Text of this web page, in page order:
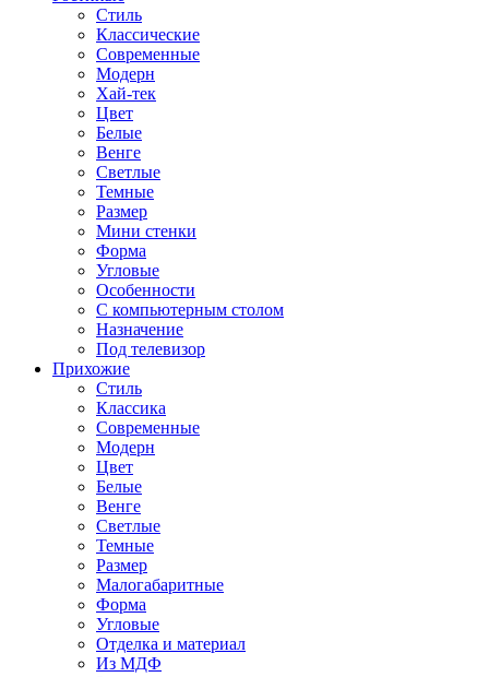
Стиль
Классические
Современные
Модерн
Хай-тек
Цвет
Белые
Венге
Светлые
Темные
Размер
Мини стенки
Форма
Угловые
Особенности
С компьютерным столом
Назначение
Под телевизор
Прихожие
Стиль
Классика
Современные
Модерн
Цвет
Белые
Венге
Светлые
Темные
Размер
Малогабаритные
Форма
Угловые
Отделка и материал
Из МДФ